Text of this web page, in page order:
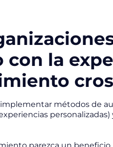
la
métodos de